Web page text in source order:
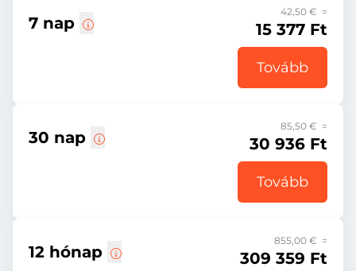
7 nap
42,50 € =
15 377 Ft
Tovább
30 nap
85,50 € =
30 936 Ft
Tovább
12 hónap
855,00 € =
309 359 Ft